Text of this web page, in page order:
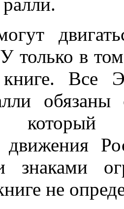
только в
Все
который
движения
знаками
не